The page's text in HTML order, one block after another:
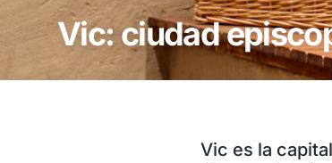
Vic: ciudad
Vic es la